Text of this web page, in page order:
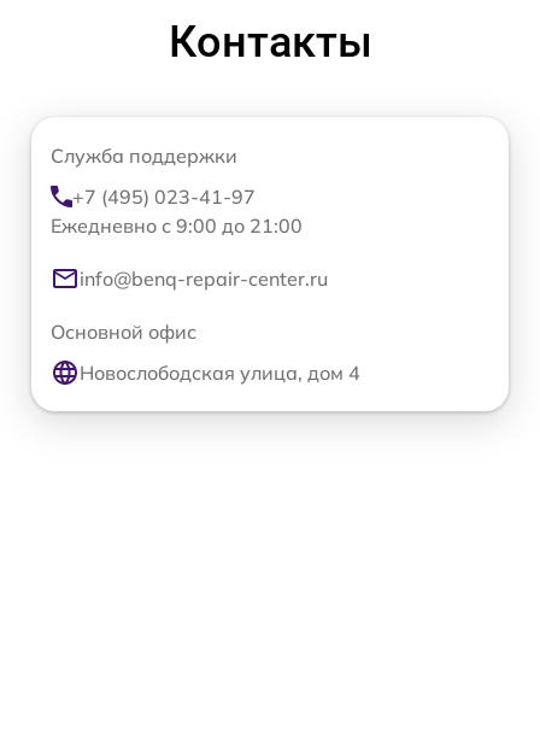
Контакты
Служба поддержки
+7 (495) 023-41-97
Ежедневно с 9:00 до 21:00
info@benq-repair-center.ru
Основной офис
Новослободская улица, дом 4